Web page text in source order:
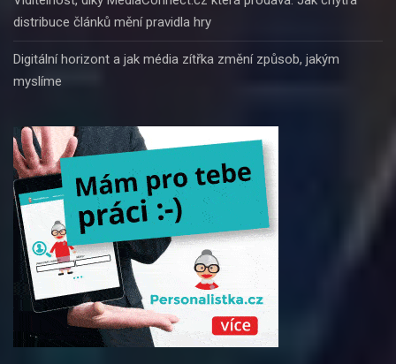
distribuce článků mění pravidla hry
Digitální horizont a jak média zítřka změní způsob, jakým
myslíme